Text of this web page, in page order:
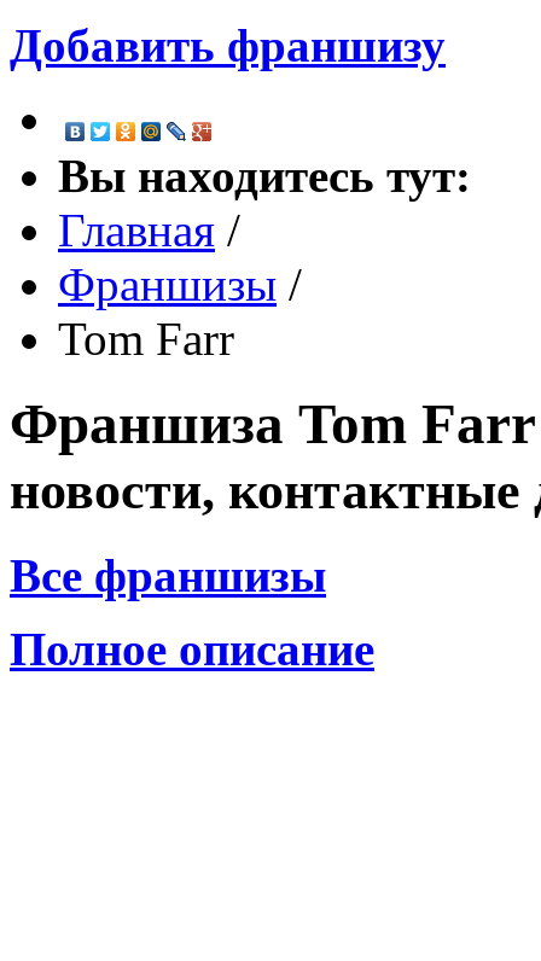
Добавить франшизу
Вы находитесь тут:
Главная /
Франшизы /
Tom Farr
Франшиза Tom
новости,
Все франшизы
Полное описание